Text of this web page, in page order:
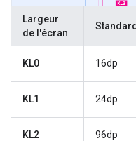
Largeur
de l'écran
Standard
KL0 16dp
KL1 24dp
KL2 96dp